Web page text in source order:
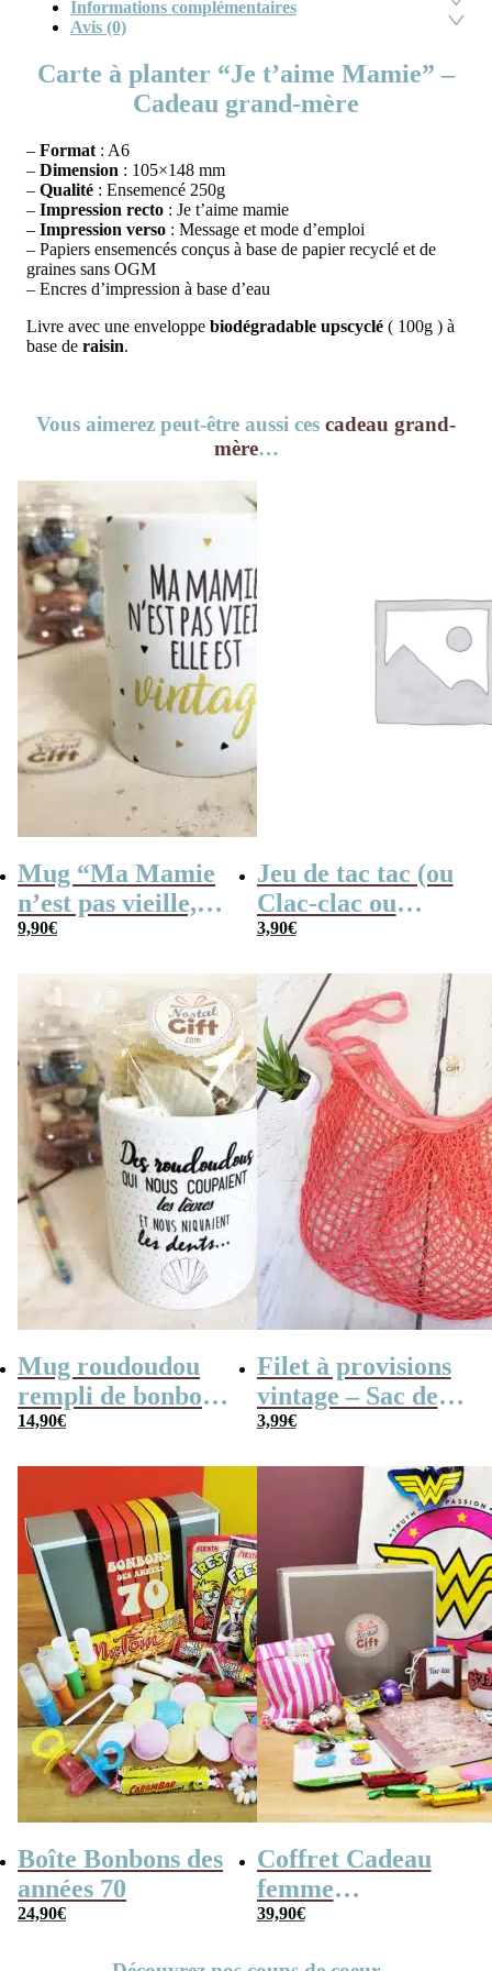
Informations complémentaires
Avis (0)
Carte à planter “Je t’aime Mamie” –
Cadeau grand-mère
– Format : A6
– Dimension : 105×148 mm
– Qualité : Ensemencé 250g
– Impression recto : Je t’aime mamie
– Impression verso : Message et mode d’emploi
– Papiers ensemencés conçus à base de papier recyclé et de
graines sans OGM
– Encres d’impression à base d’eau
Livre avec une enveloppe biodégradable upscyclé ( 100g ) à
base de raisin.
Vous aimerez peut-être aussi ces cadeau grand-
mère…
Mug “Ma Mamie
n’est pas vieille,
elle est Vintage” –
Mamie
9,90€
Jeu de tac tac (ou
Clac-clac ou
tacatac)
3,90€
Mug roudoudou
rempli de bonbons
rétro
14,90€
Filet à provisions
vintage – Sac de
course
3,99€
Boîte Bonbons des
années 70
24,90€
Coffret Cadeau
femme
« Génération 70 »
39,90€